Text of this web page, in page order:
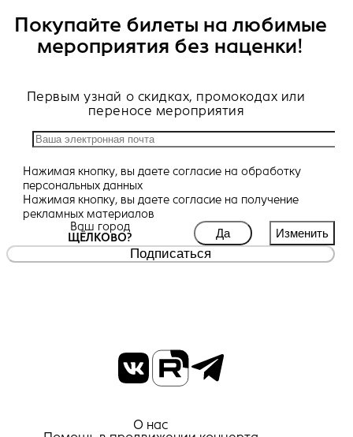
Покупайте билеты на любимые
мероприятия без наценки!
Первым узнай о скидках, промокодах или
переносе мероприятия
Нажимая кнопку, вы даете согласие на обработку
персональных данных
Нажимая кнопку, вы даете согласие на получение
рекламных материалов
Ваш город
ЩЁЛКОВО?
Да Изменить
Подписаться
О нас